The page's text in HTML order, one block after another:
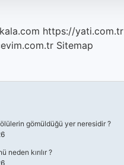
https://yati.com.tr
Sitemap
gömüldüğü yer neresidir ?
neden kırılır ?